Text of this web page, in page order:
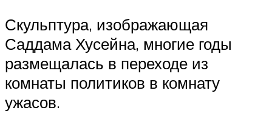
Скульптура, изображающая
Саддама Хусейна, многие годы
размещалась в переходе из
комнаты политиков в комнату
ужасов.